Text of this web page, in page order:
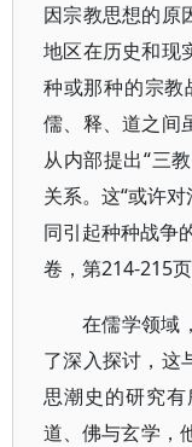
因宗教思想的原
地区在历史和现
种或那种的宗教
儒、释、道之间
从内部提出“三
关系。这“或许
同引起种种战争
卷，第214-215页
在儒学领域
了深入探讨，这
思潮史的研究
道、佛与玄学，